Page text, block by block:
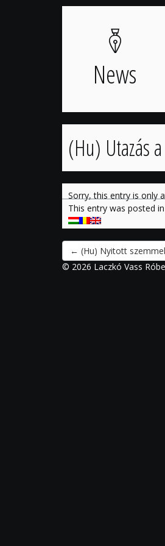
News
(Hu) Utazás
Sorry, this entry is only
This entry was posted in
← (Hu) Nyitott
© 2026 Laczkó Vass